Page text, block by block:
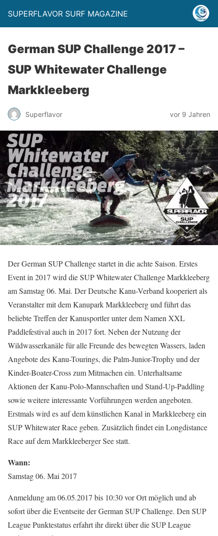
SUPERFLAVOR SURF MAGAZINE
German SUP Challenge 2017 –
SUP Whitewater Challenge
Markkleeberg
Superflavor vor 9 Jahren
Der German SUP Challenge startet in die achte Saison. Erstes
Event in 2017 wird die SUP Whitewater Challenge Markkleeberg
am Samstag 06. Mai. Der Deutsche Kanu-Verband kooperiert als
Veranstalter mit dem Kanupark Markkleeberg und führt das
beliebte Treffen der Kanusportler unter dem Namen XXL
Paddlefestival auch in 2017 fort. Neben der Nutzung der
Wildwasserkanäle für alle Freunde des bewegten Wassers, laden
Angebote des Kanu-Tourings, die Palm-Junior-Trophy und der
Kinder-Boater-Cross zum Mitmachen ein. Unterhaltsame
Aktionen der Kanu-Polo-Mannschaften und Stand-Up-Paddling
sowie weitere interessante Vorführungen werden angeboten.
Erstmals wird es auf dem künstlichen Kanal in Markkleeberg ein
SUP Whitewater Race geben. Zusätzlich findet ein Longdistance
Race auf dem Markkleeberger See statt.
Wann:
Samstag 06. Mai 2017
Anmeldung am 06.05.2017 bis 10:30 vor Ort möglich und ab
sofort über die Eventseite der German SUP Challenge. Den SUP
League Punktestatus erfahrt ihr direkt über die SUP League